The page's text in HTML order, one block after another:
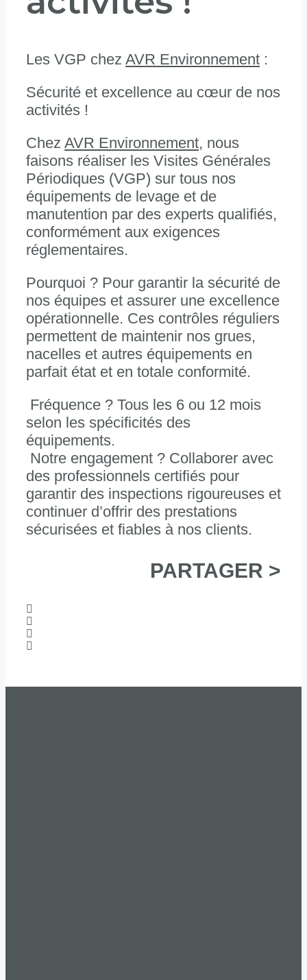
Les VGP chez AVR Environnement :
Sécurité et excellence au cœur de nos
activités !
Chez AVR Environnement, nous
faisons réaliser les Visites Générales
Périodiques (VGP) sur tous nos
équipements de levage et de
manutention par des experts qualifiés,
conformément aux exigences
réglementaires.
Pourquoi ? Pour garantir la sécurité de
nos équipes et assurer une excellence
opérationnelle. Ces contrôles réguliers
permettent de maintenir nos grues,
nacelles et autres équipements en
parfait état et en totale conformité.
Fréquence ? Tous les 6 ou 12 mois
selon les spécificités des
équipements.
Notre engagement ? Collaborer avec
des professionnels certifiés pour
garantir des inspections rigoureuses et
continuer d’offrir des prestations
sécurisées et fiables à nos clients.
PARTAGER >